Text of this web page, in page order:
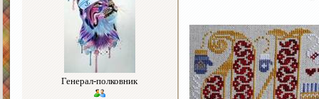
Генерал-полковник